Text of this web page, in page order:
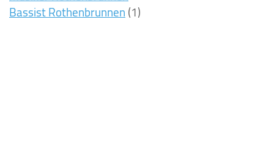
Bassist Rothenbrunnen(1)